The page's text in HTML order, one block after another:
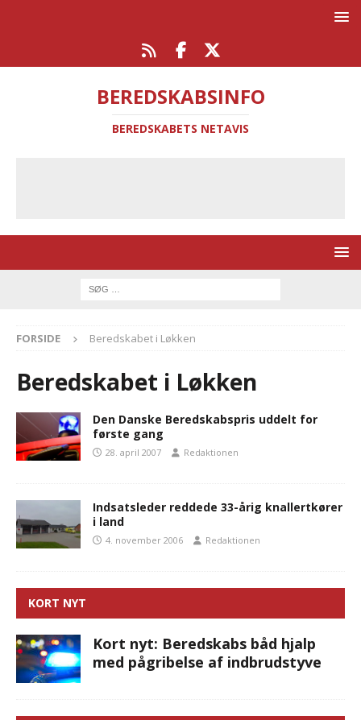
BEREDSKABSINFO
BEREDSKABETS NETAVIS
FORSIDE Beredskabet i Løkken
Beredskabet i Løkken
Den Danske Beredskabspris uddelt for
første gang
28. april 2007 Redaktionen
Indsatsleder reddede 33-årig knallertkører
i land
4. november 2006 Redaktionen
KORT NYT
Kort nyt: Beredskabs båd hjalp
med pågribelse af indbrudstyve